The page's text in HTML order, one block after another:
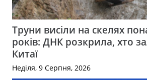
Труни висіли на скелях
років: ДНК розкрила, хто
Китаї
Неділя, 9 Серпня, 2026